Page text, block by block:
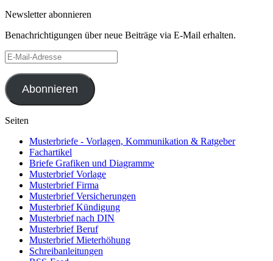
Newsletter abonnieren
Benachrichtigungen über neue Beiträge via E-Mail erhalten.
E-
Mail-
Adresse
Abonnieren
Seiten
Musterbriefe - Vorlagen, Kommunikation & Ratgeber
Fachartikel
Briefe Grafiken und Diagramme
Musterbrief Vorlage
Musterbrief Firma
Musterbrief Versicherungen
Musterbrief Kündigung
Musterbrief nach DIN
Musterbrief Beruf
Musterbrief Mieterhöhung
Schreibanleitungen